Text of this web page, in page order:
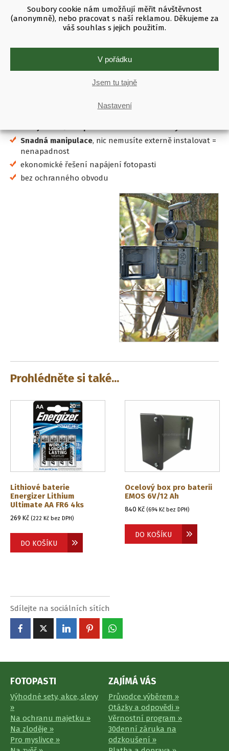
Soubory cookie nám umožňují měřit návštěvnost
(anonymně), nebo pracovat s naší reklamou. Děkujeme za
váš souhlas s jejich použitím.
V pořádku
Jsem tu tajně
Nastavení
dvě měsíce a odeslání více jako 3.000 snímků!
Baterie jsou dodávaný bez ochranného obvodu. Baterie by
němala být vybíjena pod bezpečnou mez 2.8V, které vede k
Klíčové vlastnosti
úspora díky možnosti dobíjení baterií
Snadná manipulace, nic nemusíte externě instalovat =
nenapadnost
ekonomické řešení napájení fotopasti
bez ochranného obvodu
Prohlédněte si také...
Lithiové baterie
Energizer Lithium
Ultimate AA FR6 4ks
269 Kč (222 Kč bez DPH)
DO KOŠÍKU
Ocelový box pro baterii
EMOS 6V/12 Ah
840Kč (694Kč bez DPH)
DO KOŠÍKU
Sdílejte na sociálních sítích
FOTOPASTI
Výhodné sety, akce, slevy
»
Na ochranu majetku »
Na zloděje »
Pro myslivce »
ZAJÍMÁ VÁS
Průvodce výběrem »
Otázky a odpovědi »
Věrnostní program »
30denní záruka na
odzkoušení »